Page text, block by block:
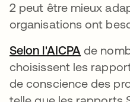
2 peut être mieux
organisations ont
Selon l'AICPA s’ouvre
de
choisissent les
de conscience des